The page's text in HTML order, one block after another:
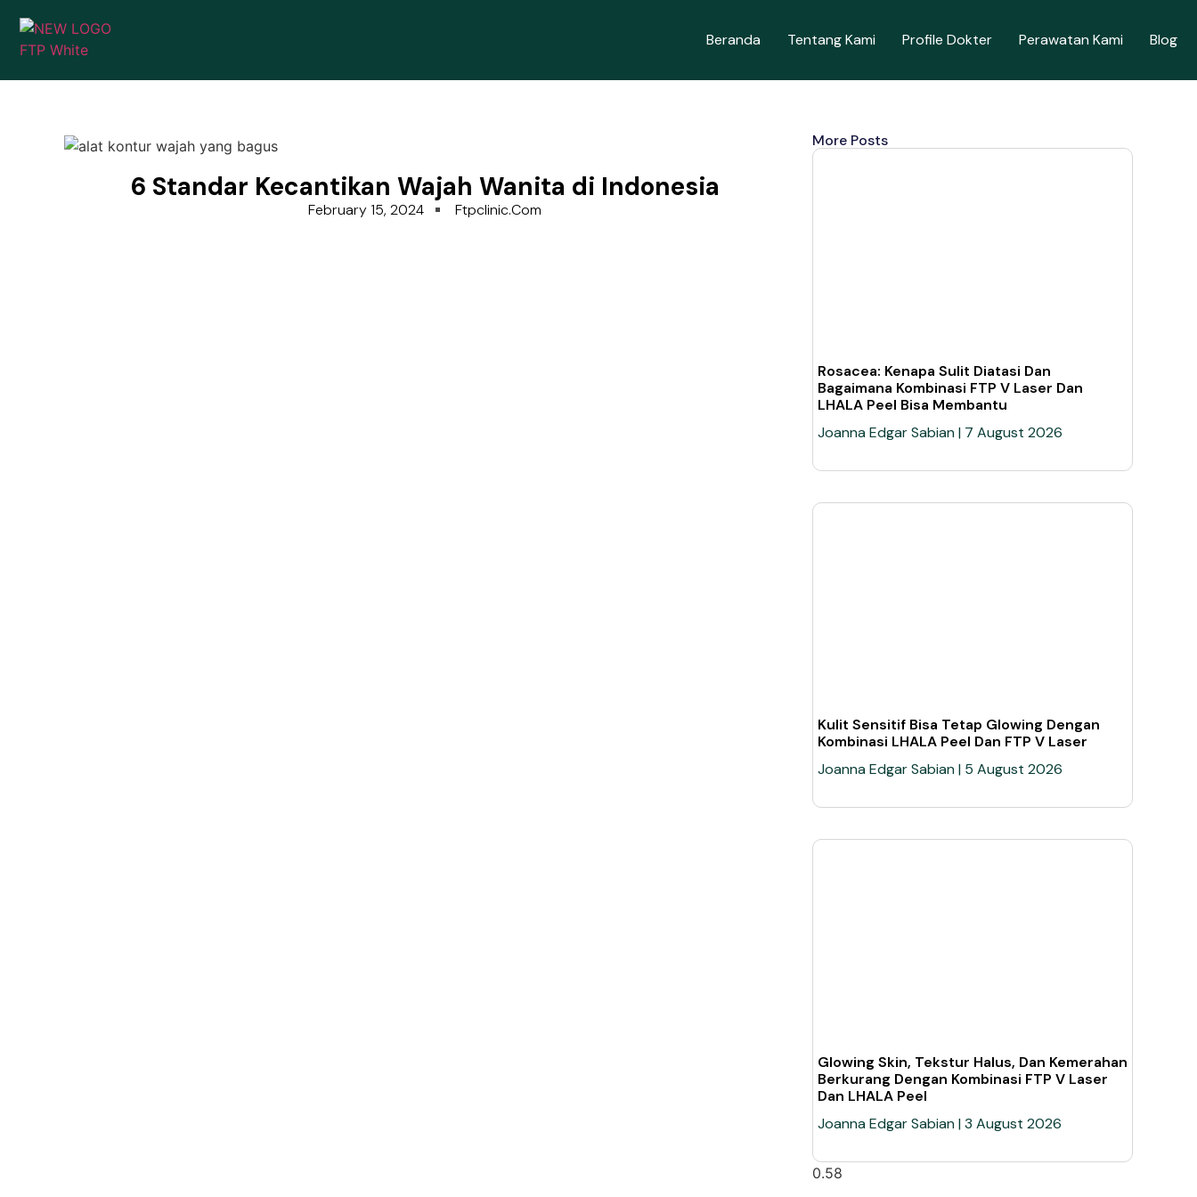
Beranda Tentang Kami Profile Dokter Perawatan Kami Blog
6 Standar Kecantikan Wajah Wanita di Indonesia
February 15, 2024 Ftpclinic.com
More Posts
Rosacea: Kenapa Sulit Diatasi Dan
Bagaimana Kombinasi FTP V Laser Dan
LHALA Peel Bisa Membantu
Joanna Edgar Sabian 7 August 2026
Kulit Sensitif Bisa Tetap Glowing Dengan
Kombinasi LHALA Peel Dan FTP V Laser
Joanna Edgar Sabian 5 August 2026
Glowing Skin, Tekstur Halus, Dan Kemerahan
Berkurang Dengan Kombinasi FTP V Laser
Dan LHALA Peel
Joanna Edgar Sabian 3 August 2026